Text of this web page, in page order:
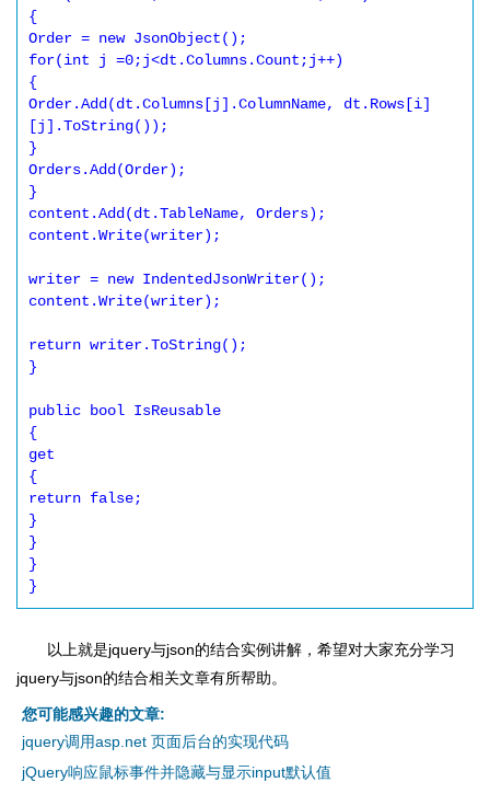
{
Order = new JsonObject();
for(int j =0;j<dt.Columns.Count;j++)
{
Order.Add(dt.Columns[j].ColumnName, dt.Rows[i]
[j].ToString());
}
Orders.Add(Order);
}
content.Add(dt.TableName, Orders);
content.Write(writer);
writer = new IndentedJsonWriter();
content.Write(writer);
return writer.ToString();
}
public bool IsReusable
{
get
{
return false;
}
}
}
}
以上就是jquery与json的结合实例讲解，希望对大家充分学习
jquery与json的结合相关文章有所帮助。
您可能感兴趣的文章:
jquery调用asp.net 页面后台的实现代码
jQuery响应鼠标事件并隐藏与显示input默认值